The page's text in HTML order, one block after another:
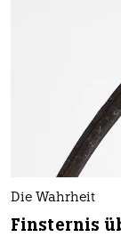
Die Wahrheit
Finsternis